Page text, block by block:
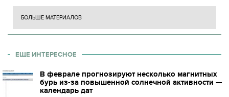
БОЛЬШЕ МАТЕРИАЛОВ
ЕЩЕ ИНТЕРЕСНОЕ
В феврале прогнозируют несколько магнитных
бурь из-за повышенной солнечной активности —
календарь дат